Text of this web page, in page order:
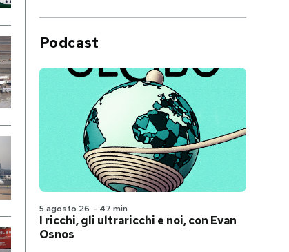
Podcast
5 agosto 26 - 47 min
I ricchi, gli ultraricchi e noi, con Evan
Osnos